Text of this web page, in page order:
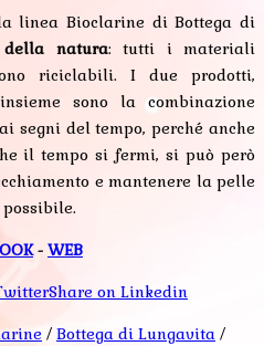
linea Bioclarine di Bottega di
natura: tutti i materiali
riciclabili. I due prodotti,
sono la combinazione
segni del tempo, perché anche
il tempo si fermi, si può però
e mantenere la pelle
- WEB
Share on Linkedin
/ Bottega di Lungavita /